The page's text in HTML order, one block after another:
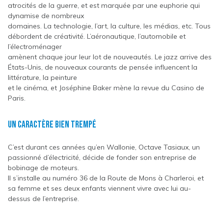
atrocités de la guerre, et est marquée par une euphorie qui
dynamise de nombreux
domaines. La technologie, l’art, la culture, les médias, etc. Tous
débordent de créativité. L’aéronautique, l’automobile et
l’électroménager
amènent chaque jour leur lot de nouveautés. Le jazz arrive des
États-Unis, de nouveaux courants de pensée influencent la
littérature, la peinture
et le cinéma, et Joséphine Baker mène la revue du Casino de
Paris.
Un caractère bien trempé
C’est durant ces années qu’en Wallonie, Octave Tasiaux, un
passionné d’électricité, décide de fonder son entreprise de
bobinage de moteurs.
Il s’installe au numéro 36 de la Route de Mons à Charleroi, et
sa femme et ses deux enfants viennent vivre avec lui au-
dessus de l’entreprise.